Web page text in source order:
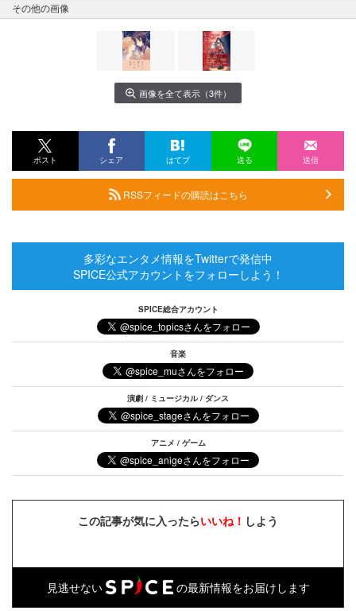
その他の画像
画像を全て表示（3件）
ポスト シェア はてブ 送る 送信
RSSフィードの購読はこちら
多彩なエンタメ情報をTwitterで発信中
SPICE公式アカウントをフォローしよう！
SPICE総合アカウント
音楽
演劇 / ミュージカル / ダンス
アニメ / ゲーム
この記事が気に入ったらいいね！ しよう
見逃せない の最新情報をお届けします